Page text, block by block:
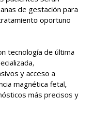
de gestación para
oportuno
tecnología de última
y acceso a
magnética fetal,
más precisos y